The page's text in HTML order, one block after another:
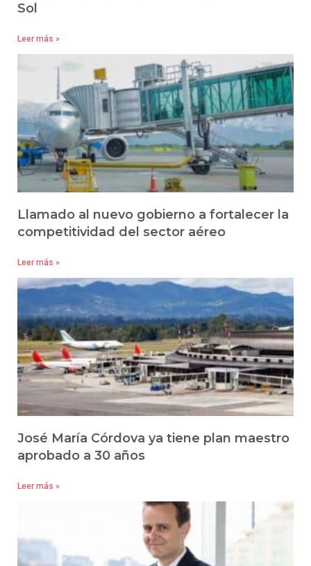
Sol
Leer más »
Llamado al nuevo gobierno a fortalecer la
competitividad del sector aéreo
Leer más »
José María Córdova ya tiene plan maestro
aprobado a 30 años
Leer más »